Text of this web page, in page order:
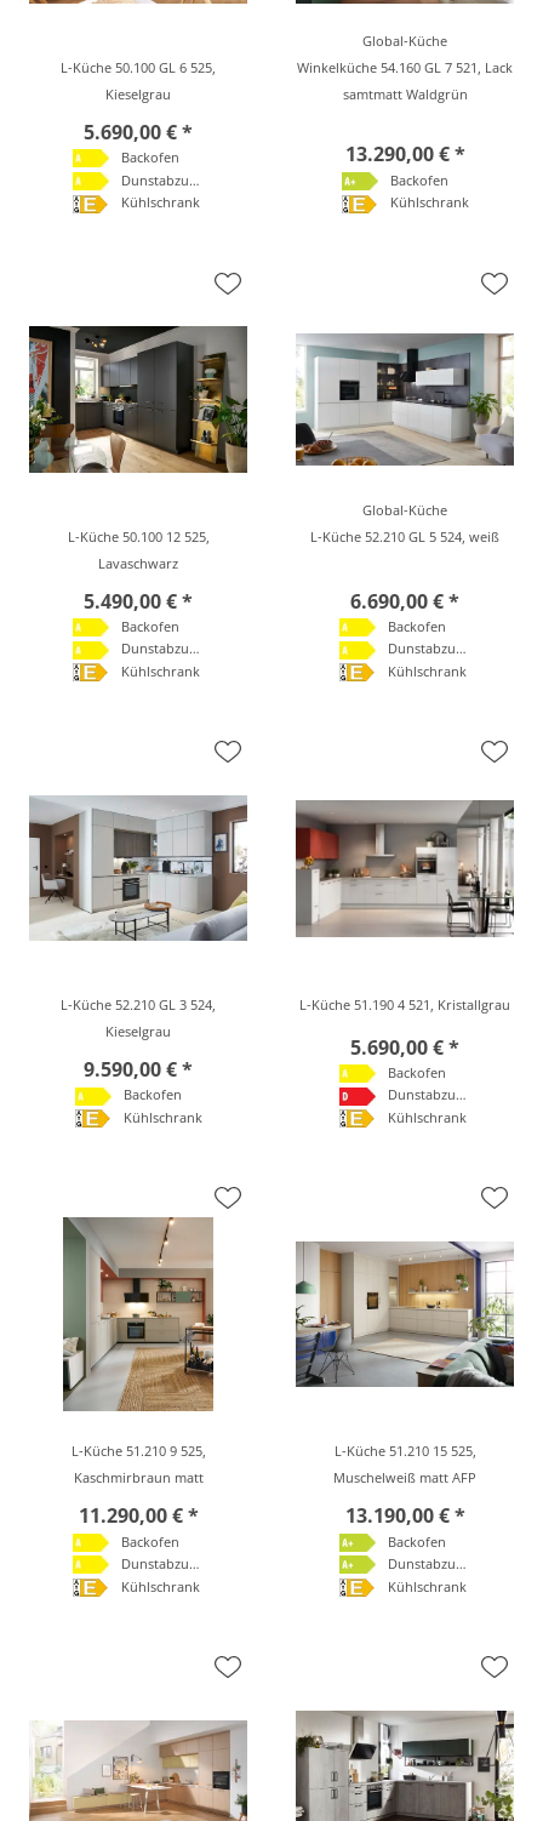
L-Küche 50.100 GL 6 525,
Kieselgrau
5.690,00 € *
Backofen
Dunstabzugshaube
Kühlschrank
Global-Küche
Winkelküche 54.160 GL 7 521, Lack
samtmatt Waldgrün
13.290,00 € *
Backofen
Kühlschrank
L-Küche 50.100 12 525,
Lavaschwarz
5.490,00 € *
Backofen
Dunstabzugshaube
Kühlschrank
Global-Küche
L-Küche 52.210 GL 5 524, weiß
6.690,00 € *
Backofen
Dunstabzugshaube
Kühlschrank
L-Küche 52.210 GL 3 524,
Kieselgrau
9.590,00 € *
Backofen
Kühlschrank
L-Küche 51.190 4 521, Kristallgrau
5.690,00 € *
Backofen
Dunstabzugshaube
Kühlschrank
L-Küche 51.210 9 525,
Kaschmirbraun matt
11.290,00 € *
Backofen
Dunstabzugshaube
Kühlschrank
L-Küche 51.210 15 525,
Muschelweiß matt AFP
13.190,00 € *
Backofen
Dunstabzugshaube
Kühlschrank